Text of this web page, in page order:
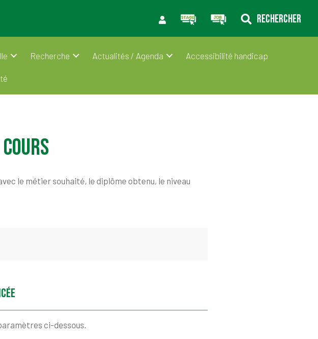
RECHERCHER
Recherche Actualités / Agenda Accessibilité handicap
cours
le métier souhaité, le diplôme obtenu, le niveau
ci-dessous.